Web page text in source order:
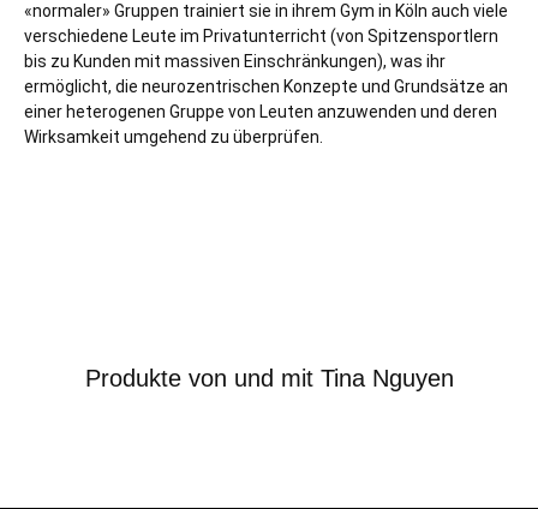
«normaler» Gruppen trainiert sie in ihrem Gym in Köln auch viele
verschiedene Leute im Privatunterricht (von Spitzensportlern
bis zu Kunden mit massiven Einschränkungen), was ihr
ermöglicht, die neurozentrischen Konzepte und Grundsätze an
einer heterogenen Gruppe von Leuten anzuwenden und deren
Wirksamkeit umgehend zu überprüfen.
Produkte von und mit Tina Nguyen